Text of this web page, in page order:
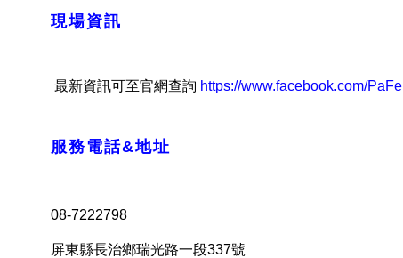
現場資訊
最新資訊可至官網查詢 https://www.facebook.com/
服務電話&地址
08-7222798
屏東縣長治鄉瑞光路一段337號